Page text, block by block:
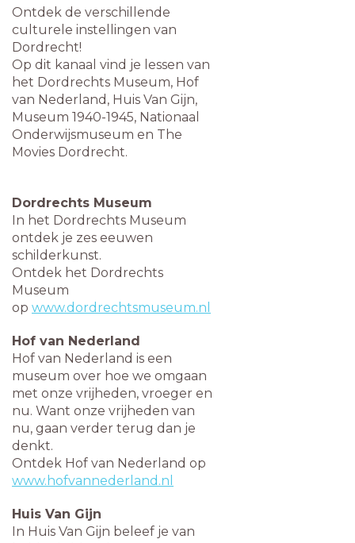
Ontdek de verschillende
culturele instellingen van
Dordrecht!
Op dit kanaal vind je lessen van
het Dordrechts Museum, Hof
van Nederland, Huis Van Gijn,
Museum 1940-1945, Nationaal
Onderwijsmuseum en The
Movies Dordrecht.
Dordrechts Museum
In het Dordrechts Museum
ontdek je zes eeuwen
schilderkunst.
Ontdek het Dordrechts
Museum
op www.dordrechtsmuseum.nl
Hof van Nederland
Hof van Nederland is een
museum over hoe we omgaan
met onze vrijheden, vroeger en
nu. Want onze vrijheden van
nu, gaan verder terug dan je
denkt.
Ontdek Hof van Nederland op
www.hofvannederland.nl
Huis Van Gijn
In Huis Van Gijn beleef je van